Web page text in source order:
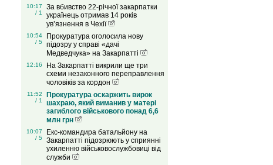
10:17
/ 1
За вбивство 22-річної закарпатки
українець отримав 14 років
ув’язнення в Чехії
10:54
/ 5
Прокуратура оголосила нову
підозру у справі «дачі
Медведчука» на Закарпатті
12:16
На Закарпатті викрили ще три
схеми незаконного переправлення
чоловіків за кордон
11:52
/ 1
Прокуратура оскаржить вирок
шахраю, який виманив у матері
загиблого військового понад 6,6
млн грн
10:07
/ 5
Екс-командира батальйону на
Закарпатті підозрюють у сприянні
ухиленню військовослужбовиці від
служби